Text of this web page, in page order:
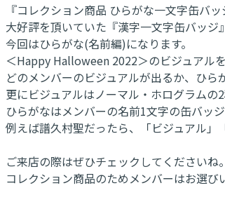
『コレクション商品 ひらがな一文字缶バ
大好評を頂いていた『漢字一文字缶バッジ
今回はひらがな(名前編)になります。
＜Happy Halloween 2022＞のビジュアル
どのメンバーのビジュアルが出るか、ひら
更にビジュアルはノーマル・ホログラム
ひらがなはメンバーの名前1文字の缶バッジ
例えば譜久村聖だったら、「ビジュアル」
ご来店の際はぜひチェックしてくださいね。
コレクション商品のためメンバーはお選び